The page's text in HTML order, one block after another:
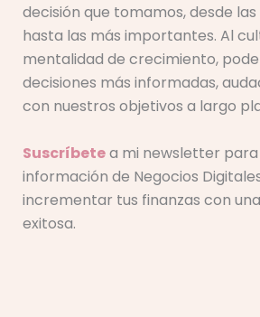
decisión que tomamos, desde
hasta las más importantes. Al
mentalidad de crecimiento,
decisiones más informadas,
con nuestros objetivos a largo
Suscríbetea mi newsletter
información de Negocios
incrementar tus finanzas con
exitosa.